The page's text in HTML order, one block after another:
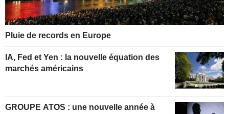
Pluie de records en Europe
IA, Fed et Yen : la nouvelle équation des
marchés américains
GROUPE ATOS : une nouvelle année à